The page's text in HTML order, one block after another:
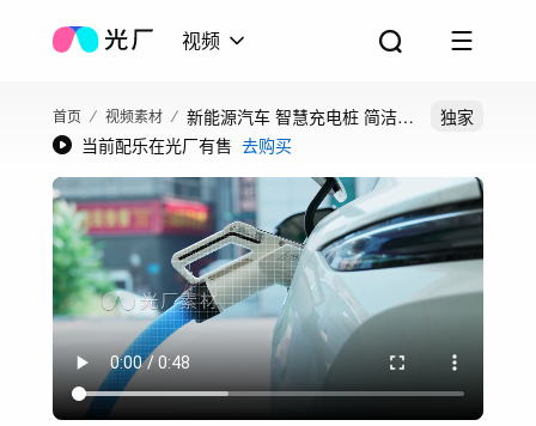
视频
首页 视频素材
新能源汽车 智慧充电桩 简洁
hud
独家
当前配乐在光厂有售 去购买